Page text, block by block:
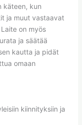
käteen, kun
ja muut vastaavat
on myös
ja säätää
kautta ja pidät
omaan
kiinnityksiin ja